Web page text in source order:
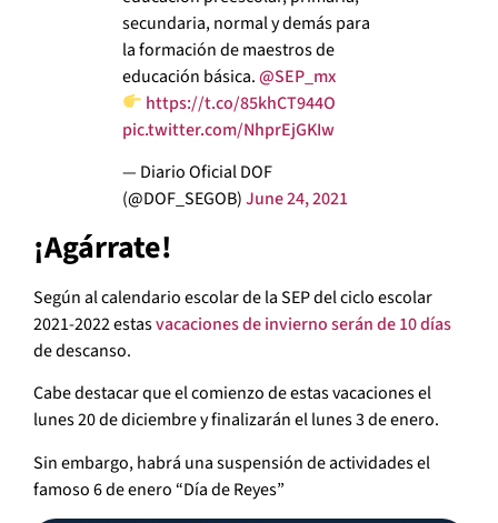
secundaria, normal y demás para
la formación de maestros de
educación básica.@SEP_mx
https://t.co/85khCT944O
pic.twitter.com/NhprEjGKIw
— Diario Oficial DOF
(@DOF_SEGOB)June 24, 2021
¡Agárrate!
Según al calendario escolar de la SEP del ciclo escolar
2021-2022 estasvacaciones de invierno serán de 10 días
de descanso.
Cabe destacar que el comienzo de estas vacaciones el
lunes 20 de diciembre y finalizarán el lunes 3 de enero.
Sin embargo, habrá una suspensión de actividades el
famoso 6 de enero “Día de Reyes”